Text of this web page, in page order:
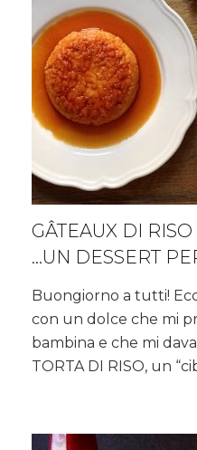
GÂTEAUX DI
…UN DESSERT
Buongiorno a tutti!
con un dolce che mi
bambina e che mi
TORTA DI RISO, un